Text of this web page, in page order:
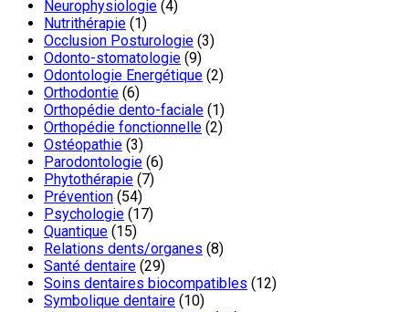
Neurophysiologie (4)
Nutrithérapie (1)
Occlusion Posturologie (3)
Odonto-stomatologie (9)
Odontologie Energétique (2)
Orthodontie (6)
Orthopédie dento-faciale (1)
Orthopédie fonctionnelle (2)
Ostéopathie (3)
Parodontologie (6)
Phytothérapie (7)
Prévention (54)
Psychologie (17)
Quantique (15)
Relations dents/organes (8)
Santé dentaire (29)
Soins dentaires biocompatibles (12)
Symbolique dentaire (10)